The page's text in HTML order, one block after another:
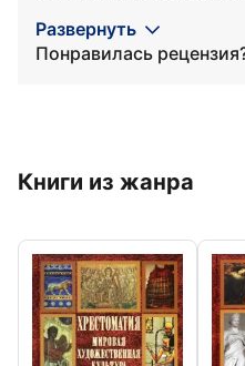
Развернуть
Понравилась
Книги из жанра